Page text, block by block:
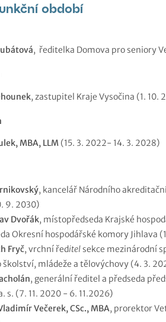
období
, ředitelka Domova pro seniory
, zastupitel Kraje Vysočina (1. 10.
MBA, LLM(15. 3. 2022- 14. 3. 2028)
, kancelář Národního
9. 2030)
Dvořák, místopředseda Krajské
Okresní hospodářské komory Jihlava
Fryč, vrchní ředitelsekce mezinárodní
mládeže a tělovýchovy (4. 3.
, generální ředitel a předseda
s. (7. 11. 2020 - 6. 11.2026)
Večerek, CSc., MBA, prorektor